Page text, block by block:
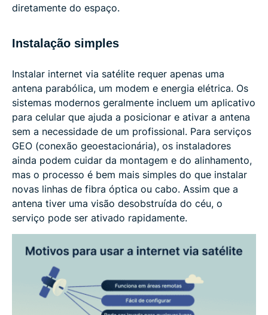
diretamente do espaço.
Instalação simples
Instalar internet via satélite requer apenas uma
antena parabólica, um modem e energia elétrica. Os
sistemas modernos geralmente incluem um aplicativo
para celular que ajuda a posicionar e ativar a antena
sem a necessidade de um profissional. Para serviços
GEO (conexão geoestacionária), os instaladores
ainda podem cuidar da montagem e do alinhamento,
mas o processo é bem mais simples do que instalar
novas linhas de fibra óptica ou cabo. Assim que a
antena tiver uma visão desobstruída do céu, o
serviço pode ser ativado rapidamente.